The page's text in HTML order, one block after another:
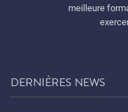
meilleure
DERNIÈRES NEWS